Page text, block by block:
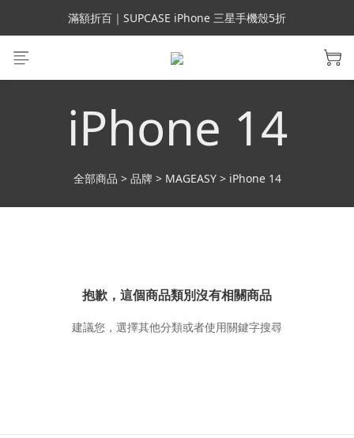
會員699免運｜父親節禮手機殼5折、行動電源66折
滿額折百｜SUPCASE iPhone 三星手機殼5折
會員699免運｜父親節禮手機殼5折、行動電源66折
iPhone 14
全部商品 > 品牌 > MAGEASY> iPhone 14
抱歉，這個商品類別沒有相關商品
建議您，選擇其他分類或者使用關鍵字搜尋